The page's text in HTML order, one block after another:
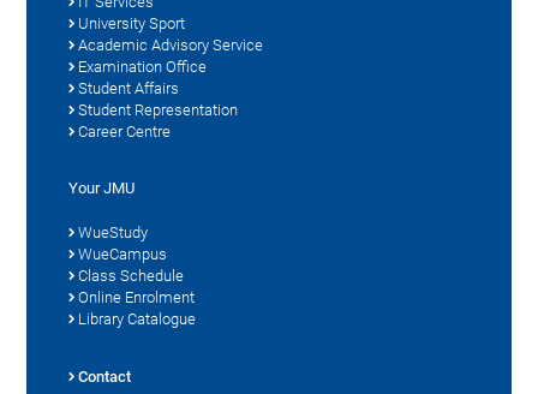
University Sport
Academic Advisory Service
Examination Office
Student Affairs
Student Representation
Career Centre
Your JMU
WueStudy
WueCampus
Class Schedule
Online Enrolment
Library Catalogue
Contact